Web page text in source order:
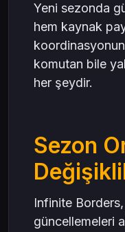
Yeni sezonda
hem kaynak
komutan bile
her şeydir.
Sezon
Infinite
güncellemeleri